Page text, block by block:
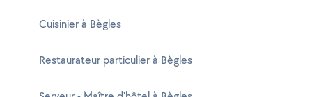
Cuisinier à Bègles
Restaurateur particulier à Bègles